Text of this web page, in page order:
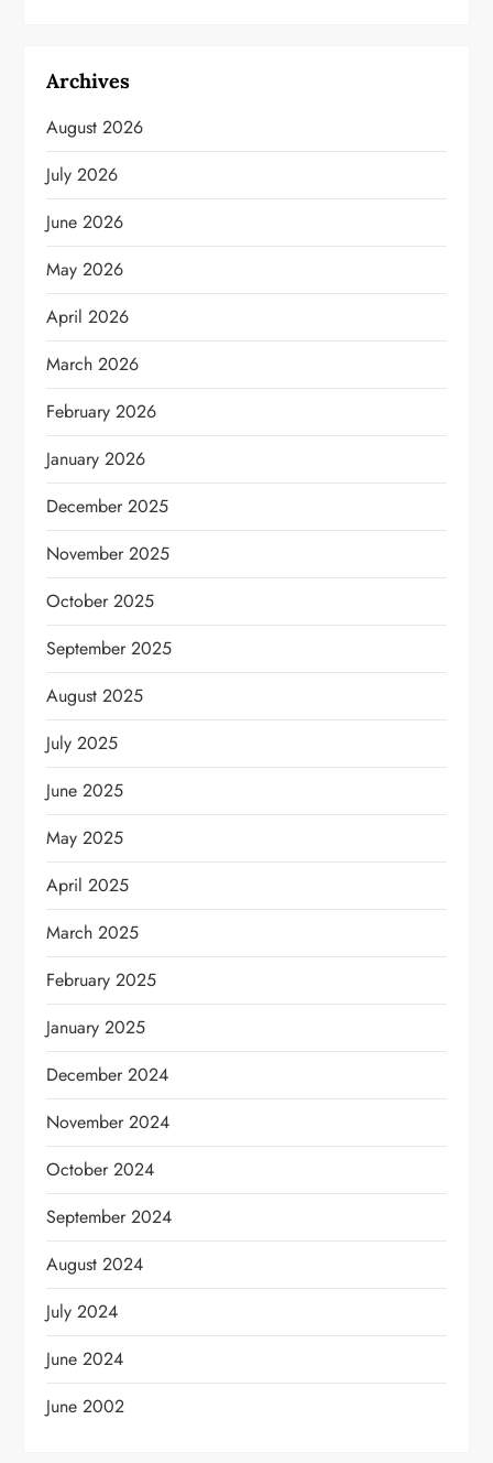
Archives
August 2026
July 2026
June 2026
May 2026
April 2026
March 2026
February 2026
January 2026
December 2025
November 2025
October 2025
September 2025
August 2025
July 2025
June 2025
May 2025
April 2025
March 2025
February 2025
January 2025
December 2024
November 2024
October 2024
September 2024
August 2024
July 2024
June 2024
June 2002